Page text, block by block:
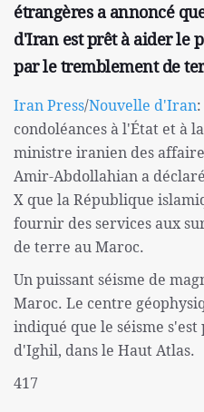
étrangères a annoncé
d'Iran est prêt à aider le
par le tremblement de
Iran Press/Nouvelle d'Iran
condoléances à l'État et à
ministre iranien des
Amir-Abdollahian a
X que la République
fournir des services aux
de terre au Maroc.
Un puissant séisme de
Maroc. Le centre
indiqué que le séisme
d'Ighil, dans le Haut Atlas.
417